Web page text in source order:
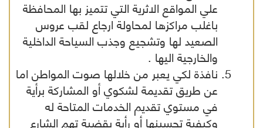
علي المواقع الاثرية التي تتميز بها المحافظة
باغلب مراكزها لمحاولة ارجاع لقب عروس
الصعيد لها وتشجيع وجذب السياحة الداخلية
والخارجية اليها .
نافذة لكي يعبر من خلالها صوت المواطن اما
عن طريق تقديمة لشكوي أو المشاركة برأية
في مستوي تقديم الخدمات المتاحة له
وكيفية تحسينها أو رأية بقضية تهم الشارع